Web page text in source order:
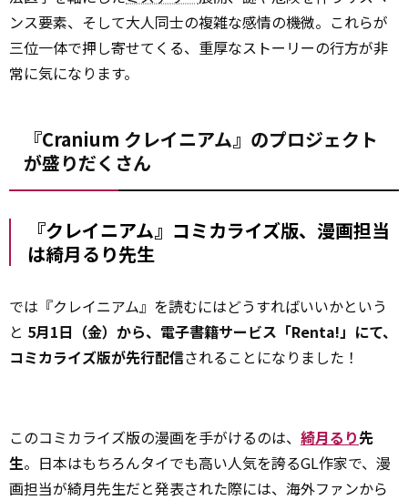
ンス要素、そして大人同士の複雑な感情の機微。これらが
三位一体で押し寄せてくる、重厚なストーリーの行方が非
常に気になります。
『Cranium クレイニアム』のプロジェクト
が盛りだくさん
『クレイニアム』コミカライズ版、漫画担当
は綺月るり先生
では『クレイニアム』を読むにはどうすればいいかという
と―― 5月1日（金）から、電子書籍サービス「Renta!」にて、
コミカライズ版が先行配信されることになりました！
このコミカライズ版の漫画を手がけるのは、 綺月るり先
生。日本はもちろんタイでも高い人気を誇るGL作家で、漫
画担当が綺月先生だと発表された際には、海外ファンから